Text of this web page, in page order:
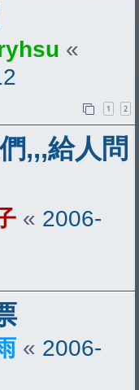
«
1 2
,,,給人問
« 2006-
« 2006-